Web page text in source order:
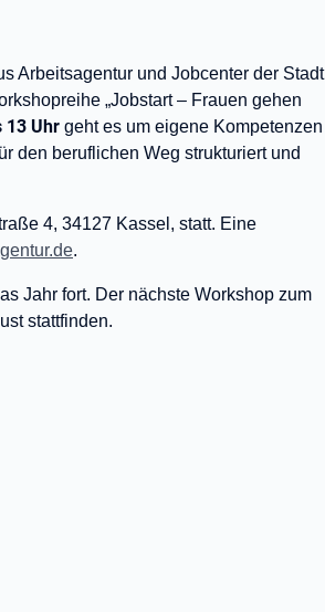
Arbeitsagentur und Jobcenter der Stadt
„Jobstart – Frauen gehen
13 Uhr geht es um eigene Kompetenzen
den beruflichen Weg strukturiert und
4, 34127 Kassel, statt. Eine
.
Jahr fort. Der nächste Workshop zum
stattfinden.